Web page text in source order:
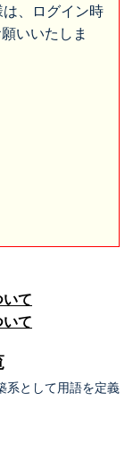
、ログイン時
いいたしま
て
て
系として用語を定義